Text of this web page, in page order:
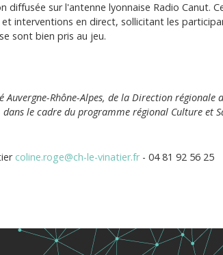
sur l'antenne lyonnaise Radio Canut.
interventions en direct, sollicitant les
sont bien pris au jeu.
Auvergne-Rhône-Alpes, de la Direction régionale
dans le cadre du programme régional Culture et
coline.roge@ch-le-vinatier.fr- 04 81 92 56 25